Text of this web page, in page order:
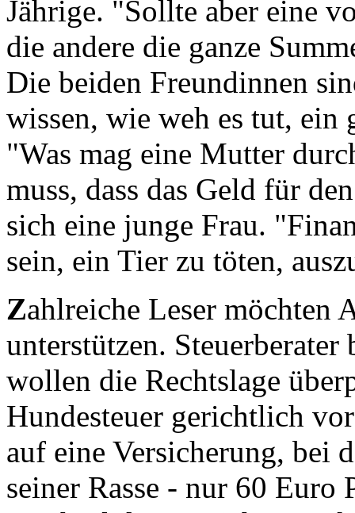
Jährige. "Sollte aber eine
die andere die ganze
Die beiden Freundinnen
wissen, wie weh es tut, ein
"Was mag eine Mutter
muss, dass das Geld für
sich eine junge Frau.
sein, ein Tier zu töten,
Zahlreiche Leser möchten
unterstützen.
wollen die Rechtslage
Hundesteuer gerichtlich
auf eine Versicherung, bei
seiner Rasse - nur 60 Euro